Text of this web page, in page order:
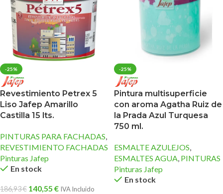
-25%
Revestimiento Petrex 5
Liso Jafep Amarillo
Castilla 15 lts.
PINTURAS PARA FACHADAS,
REVESTIMIENTO FACHADAS
Pinturas Jafep
En stock
186,93€ 140,55 € IVA Incluido
-25%
Pintura multisuperficie
con aroma Agatha Ruiz de
la Prada Azul Turquesa
750 ml.
ESMALTE AZULEJOS,
ESMALTES AGUA, PINTURAS
Pinturas Jafep
En stock